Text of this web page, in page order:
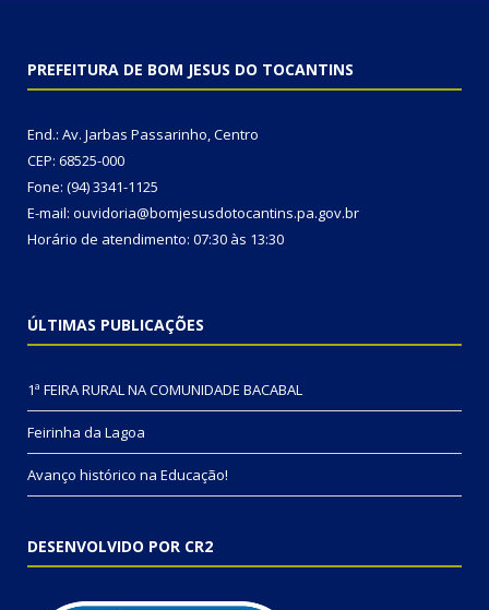
PREFEITURA DE BOM JESUS DO TOCANTINS
End.: Av. Jarbas Passarinho, Centro
CEP: 68525-000
Fone: (94) 3341-1125
E-mail: ouvidoria@bomjesusdotocantins.pa.gov.br
Horário de atendimento: 07:30 às 13:30
ÚLTIMAS PUBLICAÇÕES
1ª FEIRA RURAL NA COMUNIDADE BACABAL
Feirinha da Lagoa
Avanço histórico na Educação!
DESENVOLVIDO POR CR2